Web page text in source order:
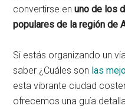
convertirse enuno de los
populares de la región de
Si estás organizando un
saber ¿Cuáles son las
esta vibrante ciudad
ofrecemos una guía